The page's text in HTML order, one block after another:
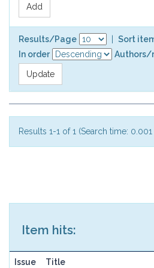
Results/Page
Sort
In order
Authors/
Results 1-1 of 1 (Search time:
Item hits:
Issue Title